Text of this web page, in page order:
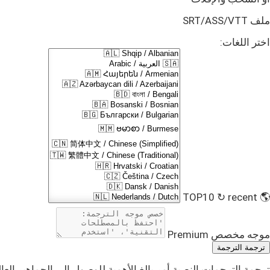
ملف SRT/ASS/VTT
اختر اللغات:
🌎 TOP10
↻ recent
موجه مخصص Premium
ترجمة الترجمة